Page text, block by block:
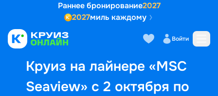
Раннее бронирование2027
2027миль каждому
Войти
Круиз на лайнере «MSC
Seaview» с 2 октября по
Выбор кают Маршрут и